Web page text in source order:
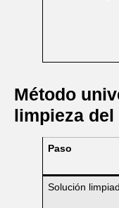
Método
limpieza del
Paso
Solución